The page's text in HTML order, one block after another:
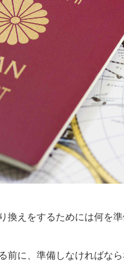
換えをするためには何を
前に、準備しなければな